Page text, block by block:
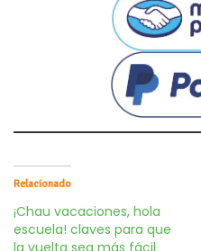
Relacionado
¡Chau vacaciones, hola
escuela! claves para que